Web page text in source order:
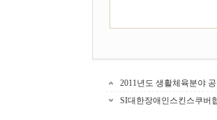
2011년도 생활체육분야
SI대한장애인스킨스쿠버